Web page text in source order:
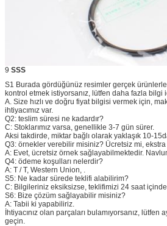
9 SSS
S1 Burada gördüğünüz resimler gerçek
kontrol etmek istiyorsanız, lütfen daha fazla bilgi
A. Size hızlı ve doğru fiyat bilgisi vermek için,
ihtiyacımız var.
Q2: teslim süresi ne kadardır?
C: Stoklarımız varsa, genellikle 3-7 gün sürer.
Aksi takdirde, miktar bağlı olarak yaklaşık 10-
Q3: örnekler verebilir misiniz? Ücretsiz mi, ekstra
A: Evet, ücretsiz örnek sağlayabilmektedir.
Q4: ödeme koşulları nelerdir?
A: T / T, Western Union, .
S5: Ne kadar sürede teklifi alabilirim?
C: Bilgileriniz eksiksizse, teklifimizi 24 saat
S6: Bize çözüm sağlayabilir misiniz?
A: Tabii ki yapabiliriz.
İhtiyacınız olan parçaları bulamıyorsanız, lütfen
geçin.